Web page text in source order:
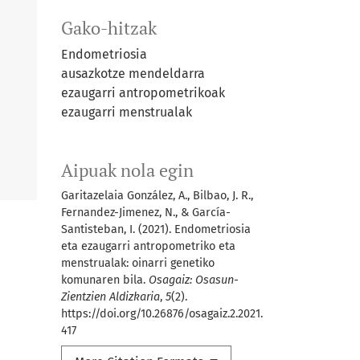
Gako-hitzak
Endometriosia
ausazkotze mendeldarra
ezaugarri antropometrikoak
ezaugarri menstrualak
Aipuak nola egin
Garitazelaia González, A., Bilbao, J. R.,
Fernandez-Jimenez, N., & García-
Santisteban, I. (2021). Endometriosia
eta ezaugarri antropometriko eta
menstrualak: oinarri genetiko
komunaren bila. Osagaiz: Osasun-
Zientzien Aldizkaria, 5(2).
https://doi.org/10.26876/osagaiz.2.2021.
417